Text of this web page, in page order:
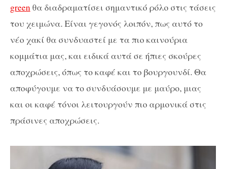
green θα διαδραματίσει σημαντικό ρόλο στις τάσεις
του χειμώνα. Είναι γεγονός λοιπόν, πως αυτό το
νέο χακί θα συνδυαστεί με τα πιο καινούρια
κομμάτια μας, και ειδικά αυτά σε ήπιες σκούρες
αποχρώσεις, όπως το καφέ και το βουργουνδί. Θα
αποφύγουμε να το συνδυάσουμε με μαύρο, μιας
και οι καφέ τόνοι λειτουργούν πιο αρμονικά στις
πράσινες αποχρώσεις.